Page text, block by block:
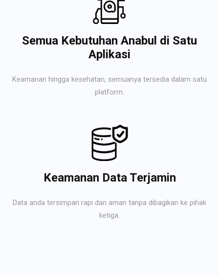
Semua Kebutuhan Anabul di Satu
Aplikasi
Keamanan hingga kesehatan, semuanya tersedia dalam satu
platform.
Keamanan Data Terjamin
Data anda tersimpan rapi dan aman tanpa dibagikan ke pihak
ketiga.